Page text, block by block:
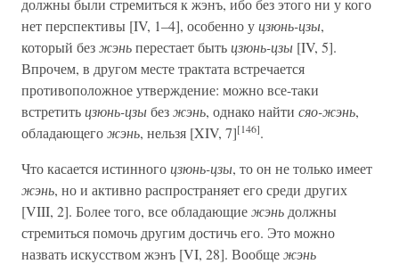
должны были стремиться к жэнъ, ибо без этого ни у кого
нет перспективы [IV, 1–4], особенно уцзюнь-цзы,
который безжэньперестает бытьцзюнь-цзы [IV, 5].
Впрочем, в другом месте трактата встречается
противоположное утверждение: можно все-таки
встретитьцзюнь-цзыбезжэнь, однако найти сяо-жэнь,
обладающегожэнь, нельзя [XIV, 7][146].
Что касается истинногоцзюнь-цзы, то он не только имеет
жэнь, но и активно распространяет его среди других
[VIII, 2]. Более того, все обладающиежэнь должны
стремиться помочь другим достичь его. Это можно
назвать искусством жэнъ [VI, 28]. Вообщежэнь